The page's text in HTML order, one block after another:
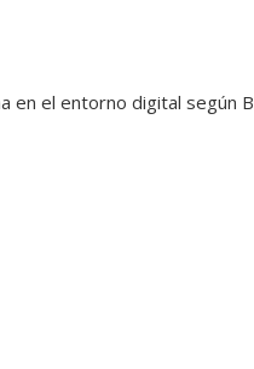
en el entorno digital según